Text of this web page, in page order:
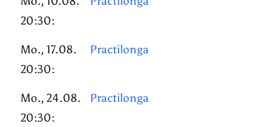
20:30:
Mo., 17.08.
20:30:
Practilonga
Mo., 24.08.
20:30:
Practilonga